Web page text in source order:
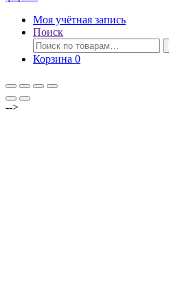
Моя учётная запись
Поиск
Искать:
Корзина 0
-->